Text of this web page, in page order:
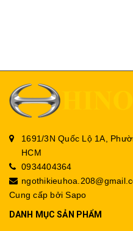
1691/3N Quốc Lộ 1A,
HCM
0934404364
Cung cấp bởiSapo
DANH MỤC SẢN PHẨM